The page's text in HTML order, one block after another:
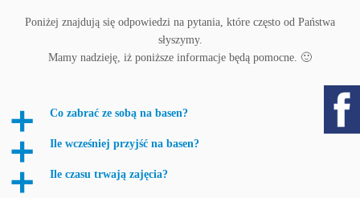
Poniżej znajdują się odpowiedzi na pytania, które często od Państwa
słyszymy.
Mamy nadzieję, iż poniższe informacje będą pomocne. 🙂
a Co zabrać ze sobą na basen?
a Ile wcześniej przyjść na basen?
a Ile czasu trwają zajęcia?